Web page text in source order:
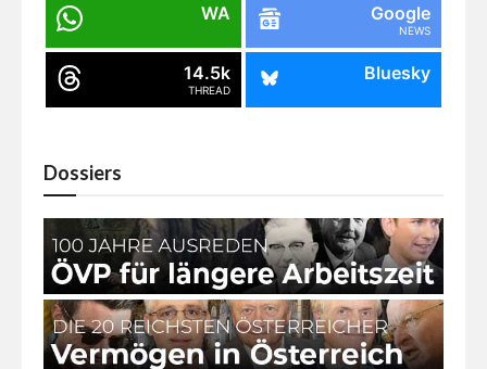
WA Google
NEWS
14.5k
THREAD
Bluesky
Dossiers